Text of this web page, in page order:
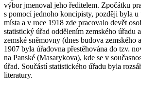
výbor jmenoval jeho ředitelem. Zpočátku
s pomocí jednoho koncipisty, později byla u
místa a v roce 1918 zde pracovalo devět
statistický úřad oddělením zemského úřadu
zemské sněmovny (dnes budova zemského
1907 byla úřadovna přestěhována do tzv.
na Panské (Masarykova), kde se v
úřad. Součástí statistického úřadu byla
literatury.